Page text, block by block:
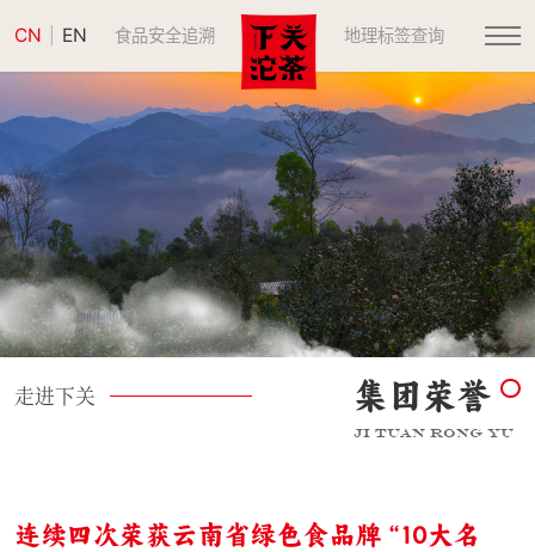
CN EN 食品安全追溯 地理标签查询
走进下关 集团荣誉
JI TUAN RONG YU
连续四次荣获云南省绿色食品牌“10大名